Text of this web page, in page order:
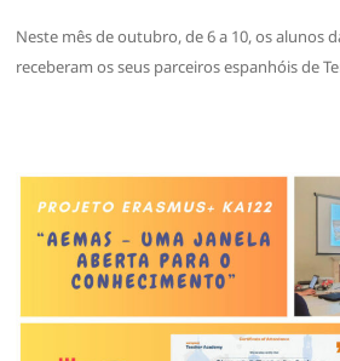
Neste mês de outubro, de 6 a 10, os alunos
receberam os seus parceiros espanhóis de